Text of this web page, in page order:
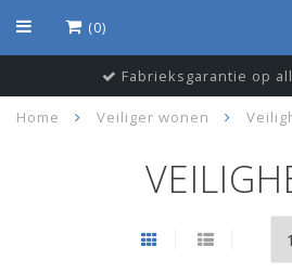
(0)
Fabrieksgarantie op alle
Home Veiliger wonen